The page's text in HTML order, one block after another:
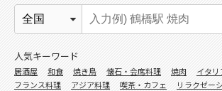
人気キーワード
居酒屋 和食 焼き鳥 懐石・会席料理 焼肉
イタ
フランス料理
アジア料理 喫茶・カフェ リラクゼー